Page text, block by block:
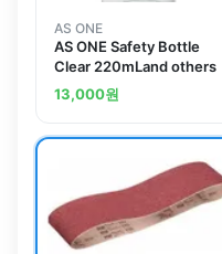
AS ONE
AS ONE Safety Bottle
Clear 220mLand others
13,000원